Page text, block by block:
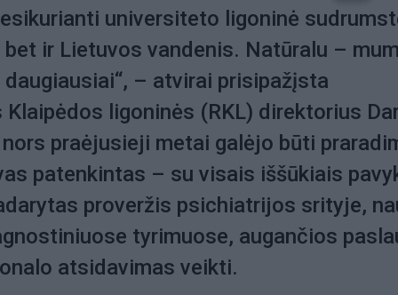
universiteto ligoninė
ir Lietuvos vandenis. Natūralu –
– atvirai prisipažįsta
Klaipėdos ligoninės (RKL) direktorius
praėjusieji metai galėjo būti
patenkintas – su visais iššūkiais
proveržis psichiatrijos srityje,
tyrimuose, augančios
atsidavimas veikti.